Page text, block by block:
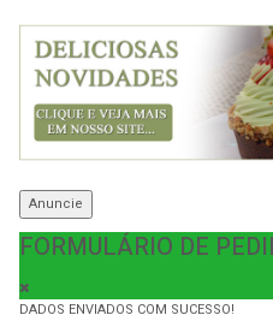
Anuncie
FORMULÁRIO DE
DADOS ENVIADOS COM SUCESSO!